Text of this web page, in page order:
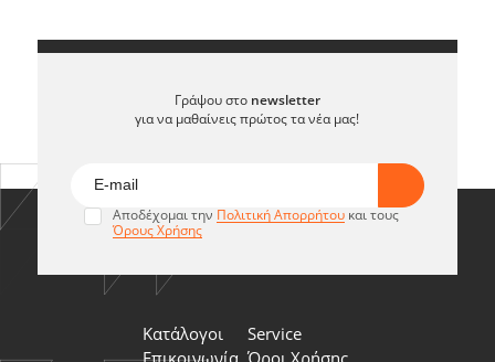
Γράψου στο newsletter
για να μαθαίνεις πρώτος τα νέα μας!
Αποδέχομαι την Πολιτική Απορρήτουκαι τους
Όρους Χρήσης
Κατάλογοι
Service